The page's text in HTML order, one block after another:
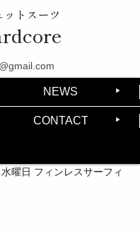
トスーツ
NEWS
CONTACT
水曜日 フィンレスサーフィ